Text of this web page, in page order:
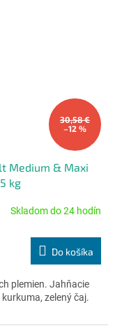
30,58 €
–12 %
Medium & Maxi
kg
Skladom do 24 hodín
Do košíka
plemien. Jahňacie
zelený čaj.